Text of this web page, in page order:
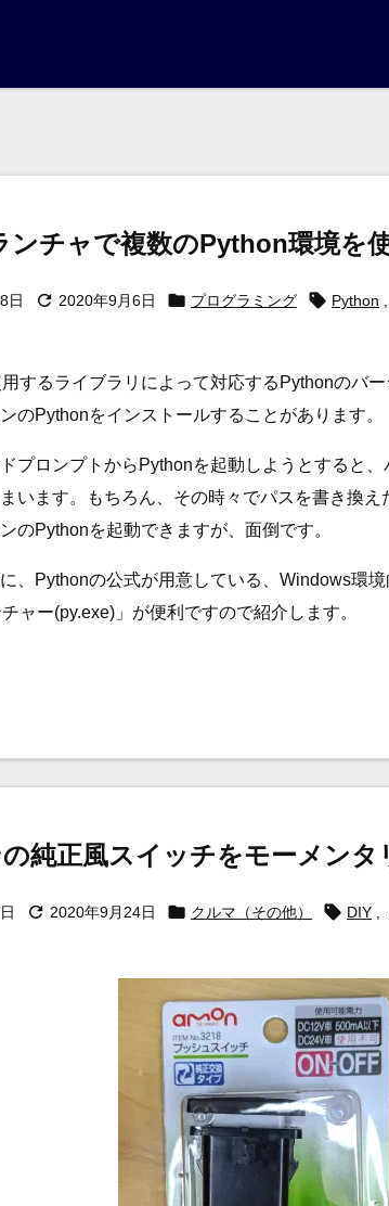
ンチャで複数のPython環境を
日  2020年9月6日  プログラミング  Python
するライブラリによって対応するPythonのバ
のPythonをインストールすることがあります。
プロンプトからPythonを起動しようとすると
います。もちろん、その時々でパスを書き換
のPythonを起動できますが、面倒です。
、Pythonの公式が用意している、Windows環
チャー(py.exe)」が便利ですので紹介します。
純正風スイッチをモーメンタ
 2020年9月24日  クルマ（その他）  DIY